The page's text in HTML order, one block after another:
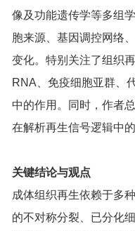
像及功能遗传学等多组
胞来源、基因调控网络
变化。特别关注了组织
RNA、免疫细胞亚群、
中的作用。同时，作者
在解析再生信号逻辑中的
关键结论与观点
成体组织再生依赖于多
的不对称分裂、已分化